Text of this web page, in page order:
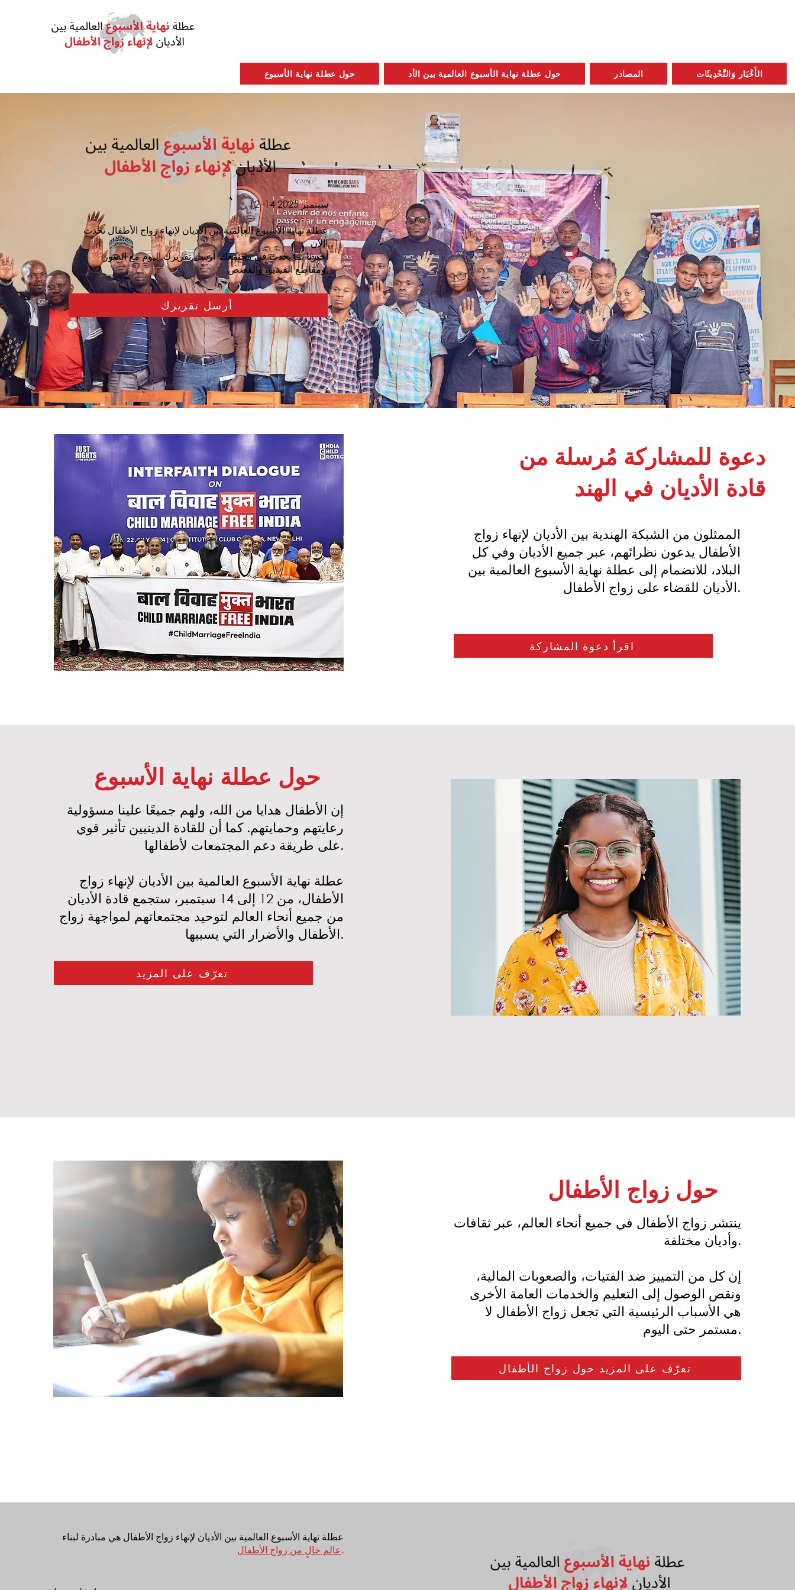
حول عطلة نهاية الأسبوع حول عطلة نهاية الأسبوع العالمية بين الأد المصادر الأَخْبَار وَالتَّحْدِيثَات
12–14 سبتمبر 2025
عطلة نهاية الأسبوع العالمية بين الأديان لإنهاء زواج الأطفال تحدث
الآن!
أخبرنا بما يحدث في مجتمعك. أرسل تقريرك اليوم مع الصور،
ومقاطع الفيديو، والقصص.
أرسل تقريرك
دعوة للمشاركة مُرسلة من
قادة الأديان في الهند
الممثلون من الشبكة الهندية بين الأديان لإنهاء زواج
الأطفال يدعون نظرائهم، عبر جميع الأديان وفي كل
البلاد، للانضمام إلى عطلة نهاية الأسبوع العالمية بين
الأديان للقضاء على زواج الأطفال.
اقرأ دعوة المشاركة
حول عطلة نهاية الأسبوع
إن الأطفال هدايا من الله، ولهم جميعًا علينا مسؤولية
رعايتهم وحمايتهم. كما أن للقادة الدينيين تأثير قوي
على طريقة دعم المجتمعات لأطفالها.
عطلة نهاية الأسبوع العالمية بين الأديان لإنهاء زواج
الأطفال، من 12 إلى 14 سبتمبر، ستجمع قادة الأديان
من جميع أنحاء العالم لتوحيد مجتمعاتهم لمواجهة زواج
الأطفال والأضرار التي يسببها.
تعرّف على المزيد
حول زواج الأطفال
ينتشر زواج الأطفال في جميع أنحاء العالم، عبر ثقافات
وأديان مختلفة.
إن كل من التمييز ضد الفتيات، والصعوبات المالية،
ونقص الوصول إلى التعليم والخدمات العامة الأخرى
هي الأسباب الرئيسية التي تجعل زواج الأطفال لا
مستمر حتى اليوم.
تعرّف على المزيد حول زواج الأطفال
عطلة نهاية الأسبوع العالمية بين الأديان لإنهاء زواج الأطفال هي مبادرة لبناء
عالم خالٍ من زواج الأطفال.